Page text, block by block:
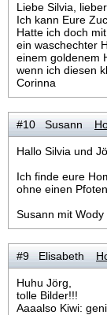
Liebe Silvia,
Ich kann Eure
Hatte ich doch
ein waschechter
einem goldenem
wenn ich diesen
Corinna
#10 Susann
Hallo Silvia und
Ich finde eure
ohne einen
Susann mit
#9 Elisabeth
Huhu Jörg,
tolle Bilder!!!
Aaaalso Kiwi: